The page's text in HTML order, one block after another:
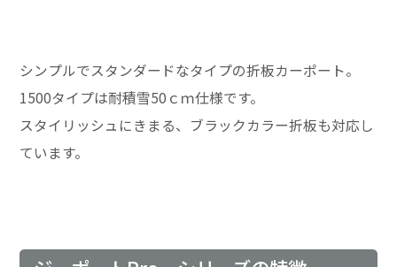
シンプルでスタンダードなタイプの折板カーポート。
1500タイプは耐積雪50ｃｍ仕様です。
スタイリッシュにきまる、ブラックカラー折板も対応し
ています。